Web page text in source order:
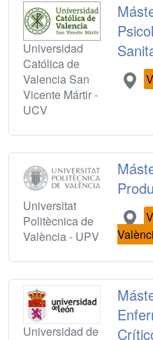
Universidad
Católica de
Valencia San
Vicente Mártir -
UCV
Universitat
Politècnica de
València - UPV
Universidad de